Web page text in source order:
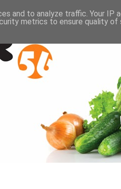
and to analyze traffic. Your IP
metrics to ensure quality of